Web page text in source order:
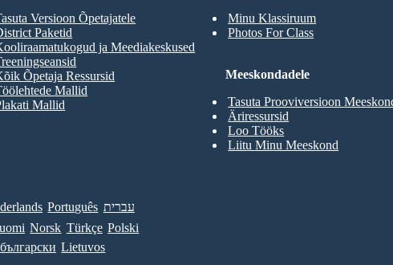
Minu Klassiruum
Photos For Class
Versioon Õpetajatele
Paketid
ja Meediakeskused
Õpetaja Ressursid
Mallid
Mallid
Meeskondadele
Tasuta Prooviversioon
Äriressursid
Loo Tööks
Liitu Minu Meeskond
Português עברית
Norsk Türkçe Polski
български Lietuvos